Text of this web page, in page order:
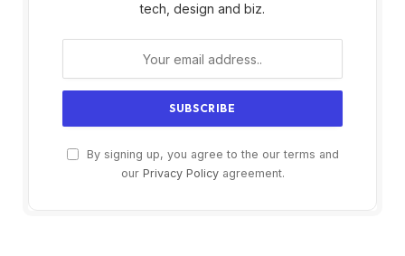
tech, design and biz.
By signing up, you agree to the our terms and
our Privacy Policyagreement.